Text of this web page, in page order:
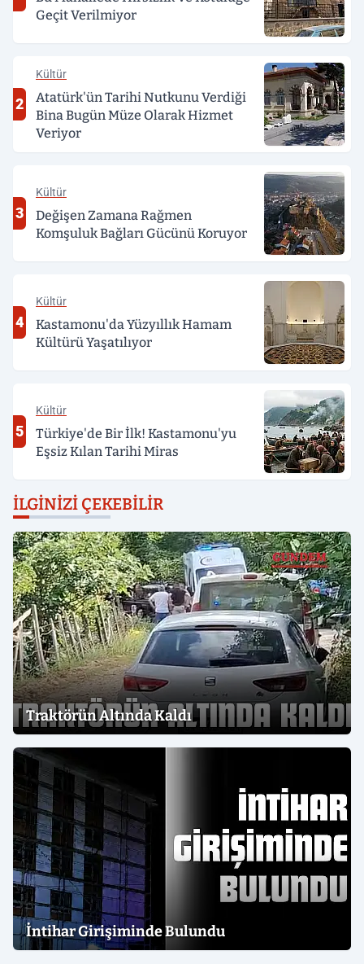
Geçit Verilmiyor
2
Kültür
Atatürk'ün Tarihi Nutkunu Verdiği
Bina Bugün Müze Olarak Hizmet
Veriyor
3
Kültür
Değişen Zamana Rağmen
Komşuluk Bağları Gücünü Koruyor
4
Kültür
Kastamonu'da Yüzyıllık Hamam
Kültürü Yaşatılıyor
5
Kültür
Türkiye'de Bir İlk! Kastamonu'yu
Eşsiz Kılan Tarihi Miras
İLGINIZI ÇEKEBILIR
Traktörün Altında Kaldı
İntihar Girişiminde Bulundu